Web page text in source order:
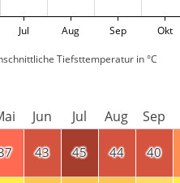
Jul Aug Sep Okt
Tiefsttemperatur in °C
Jun Jul Aug Sep
43 45 44 40